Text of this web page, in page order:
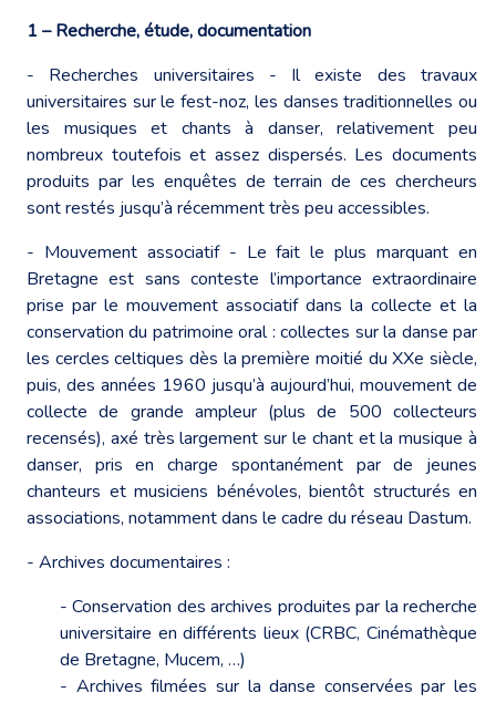
1 – Recherche, étude, documentation
- Recherches universitaires - Il existe des travaux
universitaires sur le fest-noz, les danses traditionnelles ou
les musiques et chants à danser, relativement peu
nombreux toutefois et assez dispersés. Les documents
produits par les enquêtes de terrain de ces chercheurs
sont restés jusqu’à récemment très peu accessibles.
- Mouvement associatif - Le fait le plus marquant en
Bretagne est sans conteste l’importance extraordinaire
prise par le mouvement associatif dans la collecte et la
conservation du patrimoine oral : collectes sur la danse par
les cercles celtiques dès la première moitié du XXe siècle,
puis, des années 1960 jusqu’à aujourd’hui, mouvement de
collecte de grande ampleur (plus de 500 collecteurs
recensés), axé très largement sur le chant et la musique à
danser, pris en charge spontanément par de jeunes
chanteurs et musiciens bénévoles, bientôt structurés en
associations, notamment dans le cadre du réseau Dastum.
- Archives documentaires :
- Conservation des archives produites par la recherche
universitaire en différents lieux (CRBC, Cinémathèque
de Bretagne, Mucem, …)
- Archives filmées sur la danse conservées par les